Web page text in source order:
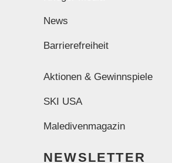
News
Barrierefreiheit
Aktionen & Gewinnspiele
SKI USA
Maledivenmagazin
NEWSLETTER